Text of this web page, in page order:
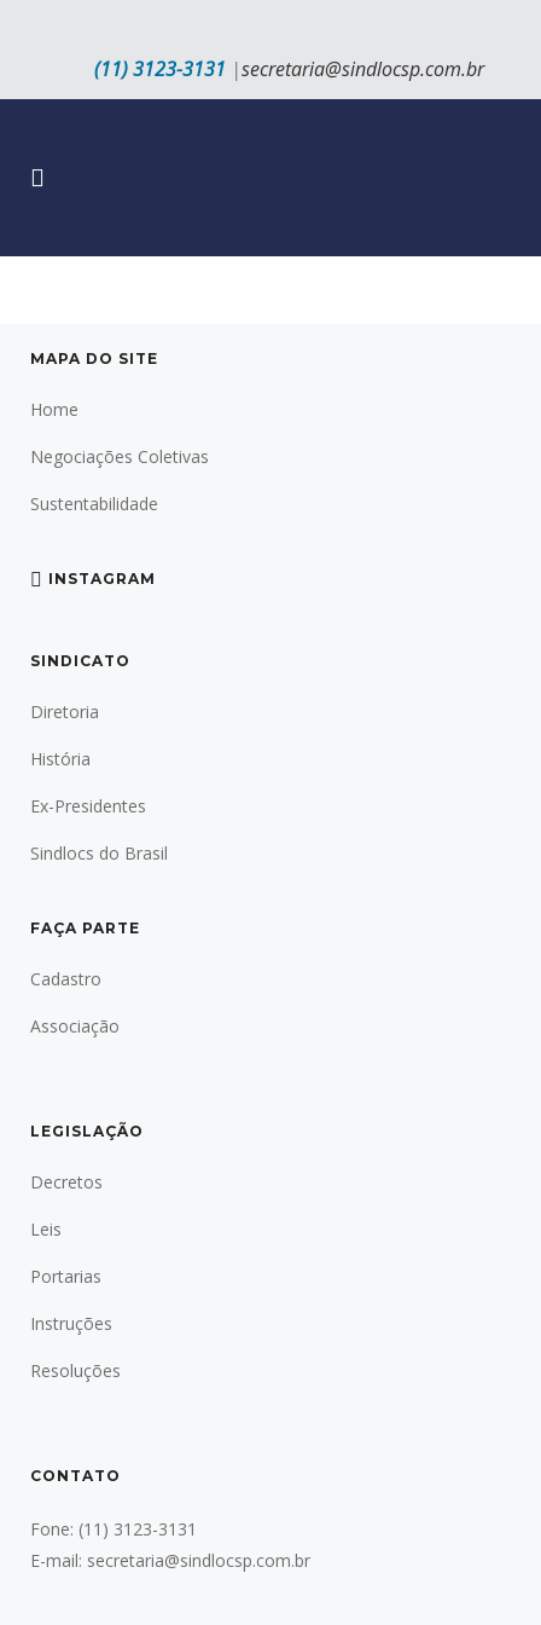
(11) 3123-3131 |secretaria@sindlocsp.com.br
MAPA DO SITE
Home
Negociações Coletivas
Sustentabilidade
INSTAGRAM
SINDICATO
Diretoria
História
Ex-Presidentes
Sindlocs do Brasil
FAÇA PARTE
Cadastro
Associação
LEGISLAÇÃO
Decretos
Leis
Portarias
Instruções
Resoluções
CONTATO
Fone: (11) 3123-3131
E-mail: secretaria@sindlocsp.com.br